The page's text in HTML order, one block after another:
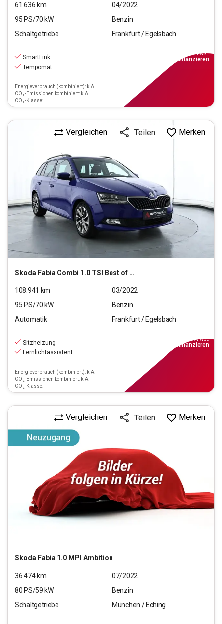
61.636km
04/2022
95PS/70kW
Benzin
Schaltgetriebe
Frankfurt / Egelsbach
SmartLink
Tempomat
Energieverbrauch (kombiniert): k.A.
CO₂-Emissionen kombiniert: k.A.
CO₂-Klasse:
inkl.MwSt.
finanzieren
Skoda Fabia Combi 1.0 TSI Best of OPF (EURO 6d)
Vergleichen Teilen Merken
108.941 km
03/2022
95 PS/70 kW
Benzin
Automatik
Frankfurt / Egelsbach
Sitzheizung
Fernlichtassistent
Energieverbrauch (kombiniert): k.A.
CO₂-Emissionen kombiniert: k.A.
CO₂-Klasse:
inkl.MwSt.
finanzieren
Skoda Fabia 1.0 MPI Ambition
Vergleichen Teilen Merken
36.474km
07/2022
80 PS/59 kW
Benzin
Schaltgetriebe
München / Eching